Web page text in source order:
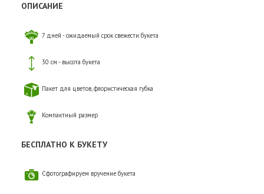
ОПИСАНИЕ
7 дней - ожидаемый срок свежести букета
30 см - высота букета
Пакет для цветов, флористическая губка
Компактный размер
БЕСПЛАТНО К БУКЕТУ
Сфотографируем вручение букета